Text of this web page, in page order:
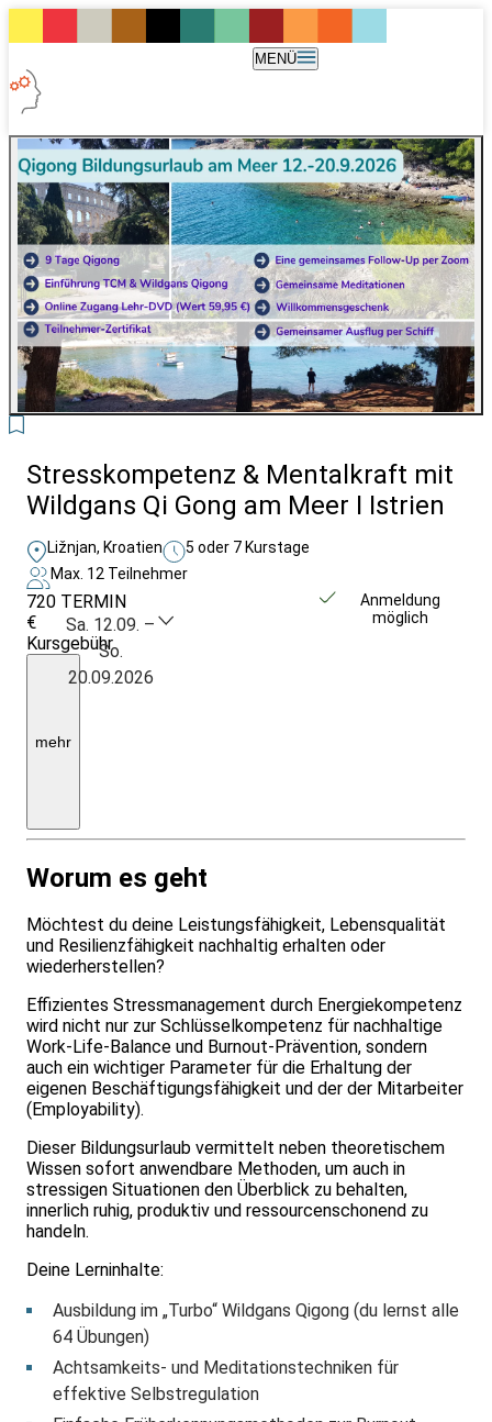
MENÜ
Stresskompetenz & Mentalkraft mit
Wildgans Qi Gong am Meer I Istrien
Ližnjan, Kroatien
5 oder 7 Kurstage
Max. 12 Teilnehmer
720
€
Kursgebühr
Der
Kurspreis
(vegan/lakto-
vegetarisch)
mehr
TERMIN
Sa. 12.09. –
So.
20.09.2026
Anmeldung
möglich
Worum es geht
Möchtest du deine Leistungsfähigkeit, Lebensqualität
und Resilienzfähigkeit nachhaltig erhalten oder
wiederherstellen?
Effizientes Stressmanagement durch Energiekompetenz
wird nicht nur zur Schlüsselkompetenz für nachhaltige
Work-Life-Balance und Burnout-Prävention, sondern
auch ein wichtiger Parameter für die Erhaltung der
eigenen Beschäftigungsfähigkeit und der der Mitarbeiter
(Employability).
Dieser Bildungsurlaub vermittelt neben theoretischem
Wissen sofort anwendbare Methoden, um auch in
stressigen Situationen den Überblick zu behalten,
innerlich ruhig, produktiv und ressourcenschonend zu
handeln.
Deine Lerninhalte:
Ausbildung im „Turbo“ Wildgans Qigong (du lernst alle
64 Übungen)
Achtsamkeits- und Meditationstechniken für
effektive Selbstregulation